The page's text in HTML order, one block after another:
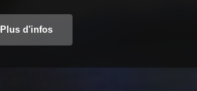
Plus d'infos